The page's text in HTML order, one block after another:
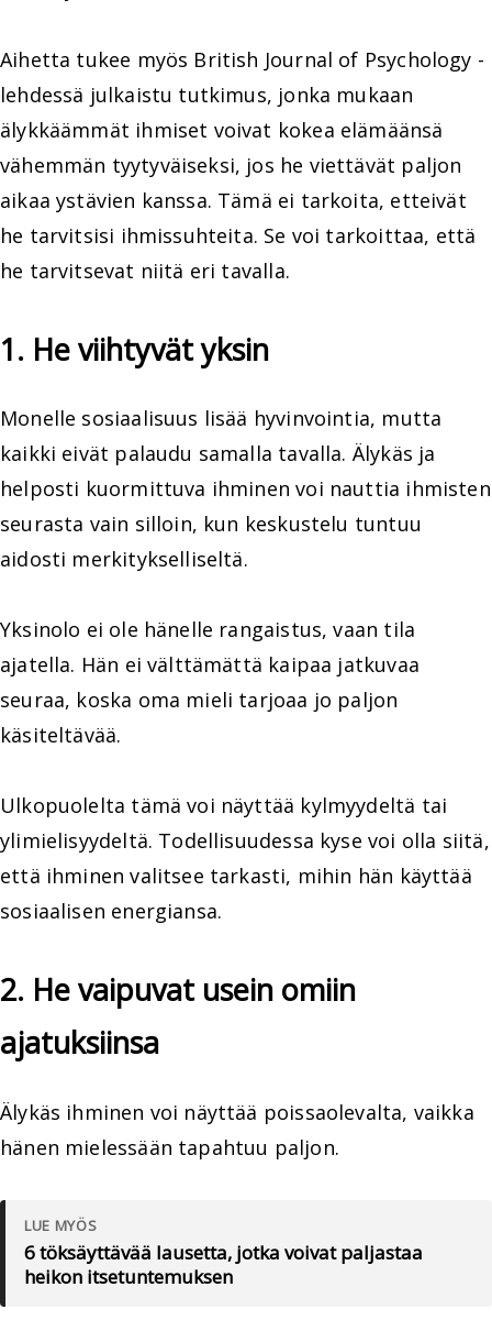
Aihetta tukee myös British Journal of Psychology -
lehdessä julkaistu tutkimus, jonka mukaan
älykkäämmät ihmiset voivat kokea elämäänsä
vähemmän tyytyväiseksi, jos he viettävät paljon
aikaa ystävien kanssa. Tämä ei tarkoita, etteivät
he tarvitsisi ihmissuhteita. Se voi tarkoittaa, että
he tarvitsevat niitä eri tavalla.
1. He viihtyvät yksin
Monelle sosiaalisuus lisää hyvinvointia, mutta
kaikki eivät palaudu samalla tavalla. Älykäs ja
helposti kuormittuva ihminen voi nauttia ihmisten
seurasta vain silloin, kun keskustelu tuntuu
aidosti merkitykselliseltä.
Yksinolo ei ole hänelle rangaistus, vaan tila
ajatella. Hän ei välttämättä kaipaa jatkuvaa
seuraa, koska oma mieli tarjoaa jo paljon
käsiteltävää.
Ulkopuolelta tämä voi näyttää kylmyydeltä tai
ylimielisyydeltä. Todellisuudessa kyse voi olla siitä,
että ihminen valitsee tarkasti, mihin hän käyttää
sosiaalisen energiansa.
2. He vaipuvat usein omiin
ajatuksiinsa
Älykäs ihminen voi näyttää poissaolevalta, vaikka
hänen mielessään tapahtuu paljon.
LUE MYÖS
6 töksäyttävää lausetta, jotka voivat paljastaa
heikon itsetuntemuksen